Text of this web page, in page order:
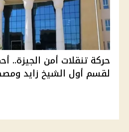
حركة تنقلات أمن الجيزة..
لقسم أول الشيخ زايد